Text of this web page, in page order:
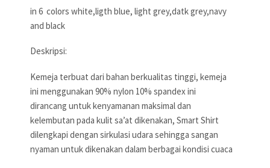
in 6 colors white,ligth blue, light grey,datk grey,navy
and black
Deskripsi:
Kemeja terbuat dari bahan berkualitas tinggi, kemeja
ini menggunakan 90% nylon 10% spandex ini
dirancang untuk kenyamanan maksimal dan
kelembutan pada kulit sa’at dikenakan, Smart Shirt
dilengkapi dengan sirkulasi udara sehingga sangan
nyaman untuk dikenakan dalam berbagai kondisi cuaca